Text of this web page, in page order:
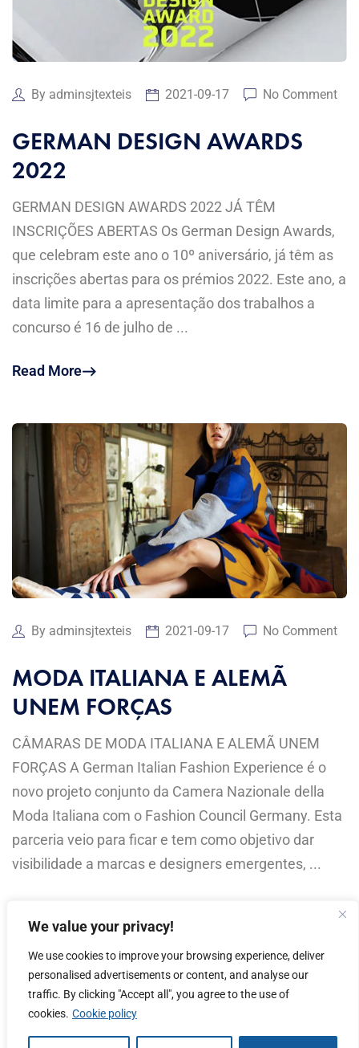
We value your privacy!
We use cookies to improve your browsing experience, deliver
personalised advertisements or content, and analyse our
traffic. By clicking "Accept all", you agree to the use of
cookies. Cookie policy
By adminsjtexteis 2021-09-17 No Comment
GERMAN DESIGN AWARDS
2022
GERMAN DESIGN AWARDS 2022 JÁ TÊM
INSCRIÇÕES ABERTAS Os German Design Awards,
que celebram este ano o 10º aniversário, já têm as
inscrições abertas para os prémios 2022. Este ano, a
data limite para a apresentação dos trabalhos a
concurso é 16 de julho de ...
Read More
By adminsjtexteis 2021-09-17 No Comment
MODA ITALIANA E ALEMÃ
UNEM FORÇAS
CÂMARAS DE MODA ITALIANA E ALEMÃ UNEM
FORÇAS A German Italian Fashion Experience é o
novo projeto conjunto da Camera Nazionale della
Moda Italiana com o Fashion Council Germany. Esta
parceria veio para ficar e tem como objetivo dar
visibilidade a marcas e designers emergentes, ...